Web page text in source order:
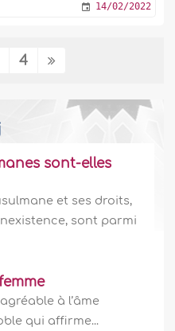
14/02/2022
féminines
fatwas, débattent
les célébrités
femmes qui
les siècles En
et de l’émission
07/02/2022
féminines II
féminines II Les
à composer
4
sont-elles
et ses droits,
sont parmi
à l’âme
qui affirme...